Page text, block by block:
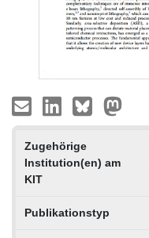
Zugehörige
Institution(en) am
KIT
Publikationstyp